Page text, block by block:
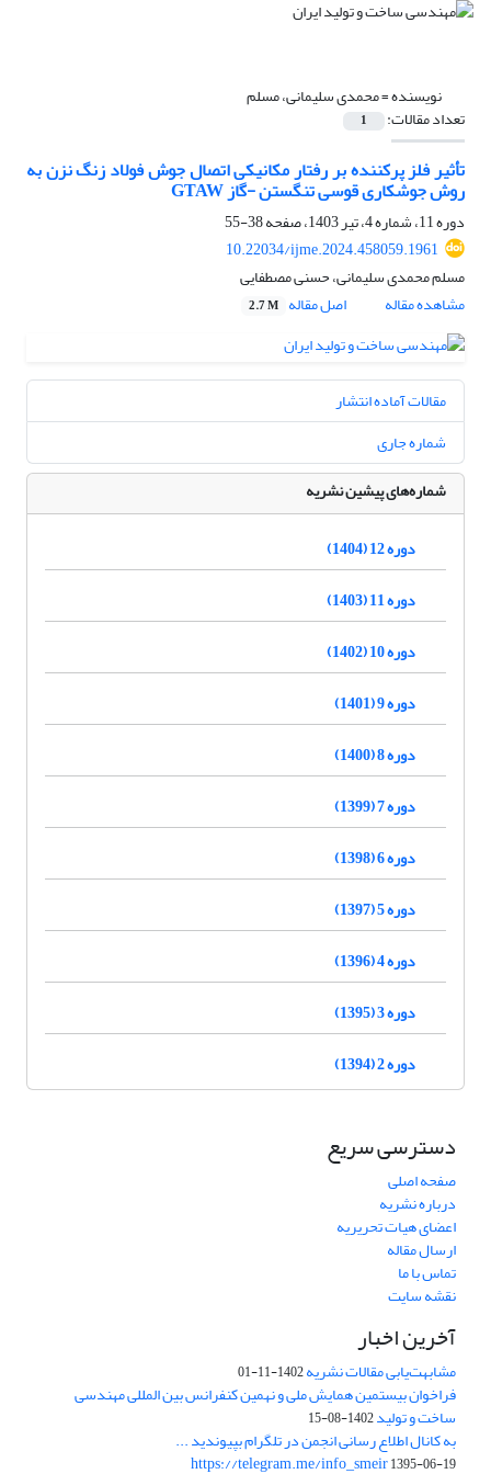
نویسنده =محمدی سلیمانی، مسلم
تعداد مقالات: 1
تأثیر فلز پرکننده بر رفتار مکانیکی اتصال جوش فولاد زنگ نزن به
روش جوشکاری قوسی تنگستن -گاز GTAW
دوره 11، شماره 4، تیر 1403، صفحه
38-55
10.22034/ijme.2024.458059.1961
مسلم محمدی سلیمانی، حسنی مصطفایی
مشاهده مقاله
اصل مقاله 2.7 M
مقالات آماده انتشار
شماره جاری
شماره‌های پیشین نشریه
دوره 12 (1404)
دوره 11 (1403)
دوره 10 (1402)
دوره 9 (1401)
دوره 8 (1400)
دوره 7 (1399)
دوره 6 (1398)
دوره 5 (1397)
دوره 4 (1396)
دوره 3 (1395)
دوره 2 (1394)
دسترسی سریع
صفحه اصلی
درباره نشریه
اعضای هیات تحریریه
ارسال مقاله
تماس با ما
نقشه سایت
آخرین اخبار
مشابهت‌یابی مقالات نشریه1402-11-01
فراخوان بیستمین همایش ملی و نهمین کنفرانس بین المللی مهندسی
ساخت و تولید1402-08-15
به کانال اطلاع رسانی انجمن در تلگرام بپیوندید ...
https://telegram.me/info_smeir1395-06-19